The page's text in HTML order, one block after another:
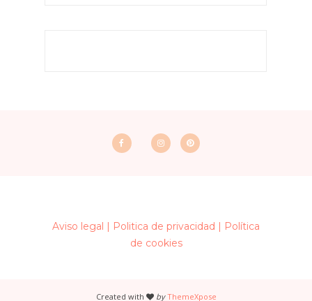
Aviso legal | Politica de privacidad | Política
de cookies
Created with by ThemeXpose